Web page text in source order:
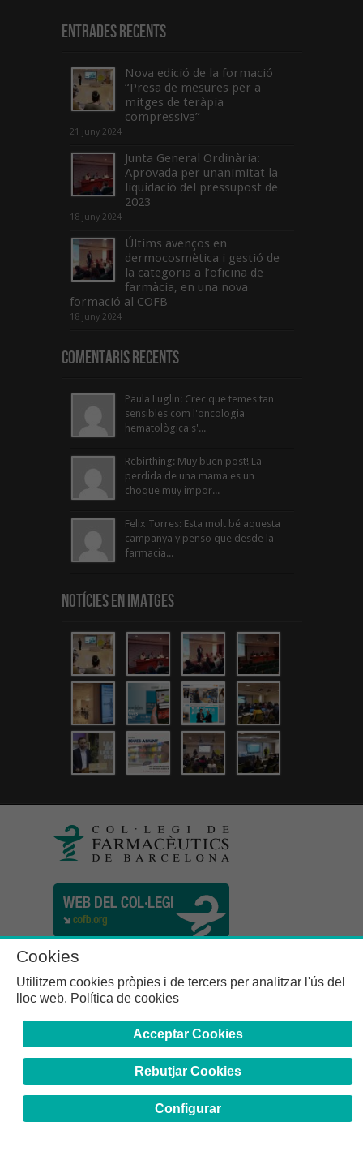
Entrades recents
Nova edició de la formació
“Presa de mesures per a
mitges de teràpia
compressiva”
21 juny 2024
Junta General Ordinària:
Aprovada per unanimitat la
liquidació del pressupost de
2023
18 juny 2024
Últims avenços en
dermocosmètica i gestió de
la categoria a l’oficina de
farmàcia, en una nova
formació al COFB
18 juny 2024
Comentaris Recents
Paula Luglin: Crec que temes tan
sensibles com l'oncologia
hematològica s'...
Rebirthing: Muy buen post! La
perdida de una mama es un
choque muy impor...
Felix Torres: Esta molt bé aquesta
campanya y penso que desde la
farmacia...
Notícies en Imatges
Col·legi de Farmacèutics de la Província de Barcelona | C.
Girona, n° 64-66 - 08009 Barcelona | Tel. (34) 932 44 07 10
Cookies
Utilitzem cookies pròpies i de tercers per analitzar l'ús del
lloc web. Política de cookies
Acceptar Cookies
Rebutjar Cookies
Configurar